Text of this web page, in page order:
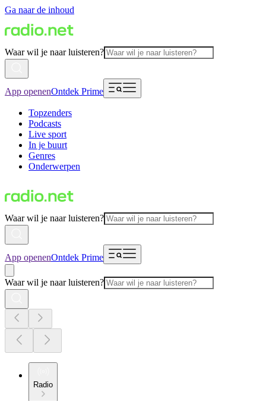
Ga naar de inhoud
Waar wil je naar luisteren?
App openenOntdek Prime
Topzenders
Podcasts
Live sport
In je buurt
Genres
Onderwerpen
Waar wil je naar luisteren?
App openenOntdek Prime
Waar wil je naar luisteren?
Radio